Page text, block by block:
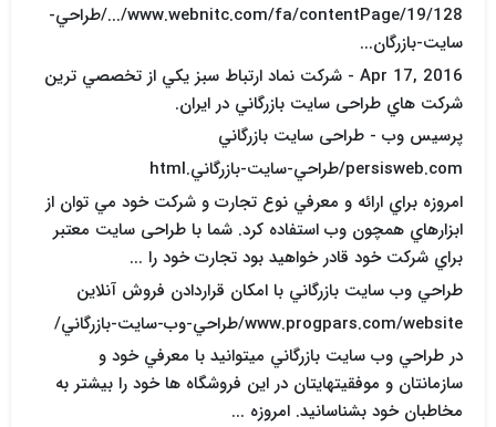
www.webnitc.com/fa/contentPage/19/128/.../طراحي-
سايت-بازرگان...
Apr 17, 2016 - شرکت نماد ارتباط سبز يکي از تخصصي ترين
شرکت هاي طراحی سایت بازرگاني در ايران.
پرسيس وب - طراحی سایت بازرگاني
persisweb.com/طراحي-سايت-بازرگاني.html
امروزه براي ارائه و معرفي نوع تجارت و شرکت خود مي توان از
ابزارهاي همچون وب استفاده کرد. شما با طراحی سایت معتبر
براي شرکت خود قادر خواهيد بود تجارت خود را ...
طراحي وب سايت بازرگاني با امکان قراردادن فروش آنلاين
www.progpars.com/website/طراحي-وب-سايت-بازرگاني/
در طراحي وب سايت بازرگاني ميتوانيد با معرفي خود و
سازمانتان و موفقيتهايتان در اين فروشگاه ها خود را بيشتر به
مخاطبان خود بشناسانيد. امروزه ...